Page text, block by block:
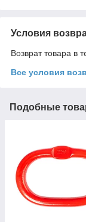
Условия
Возврат товара в
Все условия
Подобные